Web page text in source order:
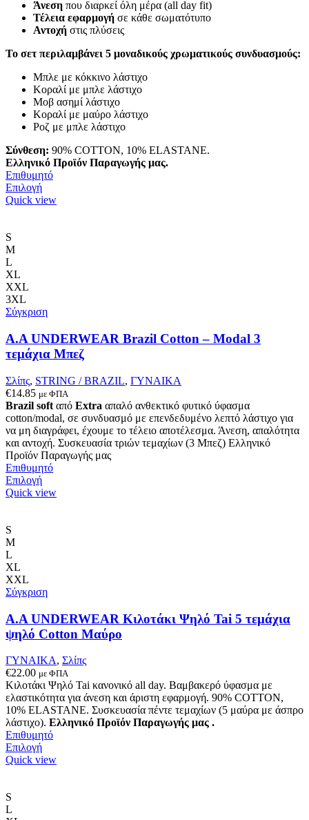
Άνεση που διαρκεί όλη μέρα (all day fit)
Τέλεια εφαρμογή σε κάθε σωματότυπο
Αντοχή στις πλύσεις
Το σετ περιλαμβάνει 5 μοναδικούς χρωματικούς συνδυασμούς:
Μπλε με κόκκινο λάστιχο
Κοραλί με μπλε λάστιχο
Μοβ ασημί λάστιχο
Κοραλί με μαύρο λάστιχο
Ροζ με μπλε λάστιχο
Σύνθεση: 90% COTTON, 10% ELASTANE.
Ελληνικό Προϊόν Παραγωγής μας.
Επιθυμητό
ΕπιλογήΑυτό
το
επιλεγούν
σελίδα
του
προϊόντος
Quick view
S
M
L
XL
XXL
3XL
Σύγκριση
A.A UNDERWEAR Brazil Cotton – Modal 3
τεμάχια Μπεζ
Σλίπς, STRING / BRAZIL, ΓΥΝΑΙΚΑ
€14.85 με ΦΠΑ
Brazil soft από Extra απαλό ανθεκτικό φυτικό ύφασμα
cotton/modal, σε συνδυασμό με επενδεδυμένο λεπτό λάστιχο για
να μη διαγράφει, έχουμε το τέλειο αποτέλεσμα. Άνεση, απαλότητα
και αντοχή. Συσκευασία τριών τεμαχίων (3 Μπεζ) Ελληνικό
Προϊόν Παραγωγής μας
Επιθυμητό
ΕπιλογήΑυτό
το
να
στη
σελίδα
του
προϊόντος
Quick view
S
M
L
XL
XXL
Σύγκριση
A.A UNDERWEAR Κιλοτάκι Ψηλό Tai 5 τεμάχια
ψηλό Cotton Μαύρο
ΓΥΝΑΙΚΑ, Σλίπς
€22.00 με ΦΠΑ
Κιλοτάκι Ψηλό Tai κανονικό all day. Βαμβακερό ύφασμα με
ελαστικότητα για άνεση και άριστη εφαρμογή. 90% COTTON,
10% ELASTANE. Συσκευασία πέντε τεμαχίων (5 μαύρα με άσπρο
λάστιχο). Ελληνικό Προϊόν Παραγωγής μας .
Επιθυμητό
ΕπιλογήΑυτό
το
Quick view
S
L